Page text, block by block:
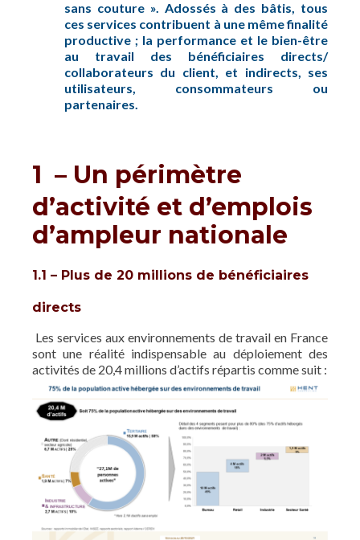
sans couture ». Adossés à des bâtis, tous
ces services contribuent à une même finalité
productive ; la performance et le bien-être
au travail des bénéficiaires directs/
collaborateurs du client, et indirects, ses
utilisateurs, consommateurs ou
partenaires.
1 – Un périmètre
d’activité et d’emplois
d’ampleur nationale
1.1 – Plus de 20 millions de bénéficiaires
directs
Les services aux environnements de travail en France
sont une réalité indispensable au déploiement des
activités de 20,4 millions d’actifs répartis comme suit :